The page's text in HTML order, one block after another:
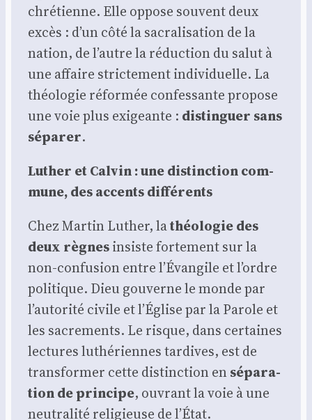
chré­tienne. Elle oppose sou­vent deux
excès : d’un côté la sacra­li­sa­tion de la
nation, de l’autre la réduc­tion du salut à
une affaire stric­te­ment indi­vi­duelle. La
théo­lo­gie réfor­mée confes­sante pro­pose
une voie plus exi­geante : dis­tin­guer sans
sépa­rer.
Luther et Cal­vin : une dis­tinc­tion com­
mune, des accents dif­fé­rents
Chez Mar­tin Luther, lathéo­lo­gie des
deux règnesinsiste for­te­ment sur la
non-confu­sion entre l’Évangile et l’ordre
poli­tique. Dieu gou­verne le monde par
l’autorité civile et l’Église par la Parole et
les sacre­ments. Le risque, dans cer­taines
lec­tures luthé­riennes tar­dives, est de
trans­for­mer cette dis­tinc­tion ensépa­ra­
tion de prin­cipe, ouvrant la voie à une
neu­tra­li­té reli­gieuse de l’État.